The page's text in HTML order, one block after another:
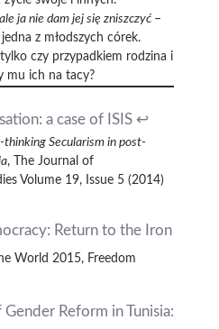
ja nie dam jej się zniszczyć –
z młodszych córek.
czy przypadkiem rodzina i
mu ich na tacy?
a case of ISIS ↩︎
thinking Secularism in post-
, The Journal of
Volume 19, Issue 5 (2014)
Return to the Iron
World 2015, Freedom
Reform in Tunisia: